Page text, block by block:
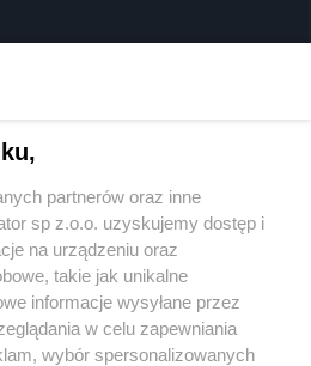
2 / 0
partnerów oraz inne
sp z.o.o. uzyskujemy dostęp i
na urządzeniu oraz
takie jak unikalne
informacje wysyłane przez
w celu zapewniania
wybór spersonalizowanych